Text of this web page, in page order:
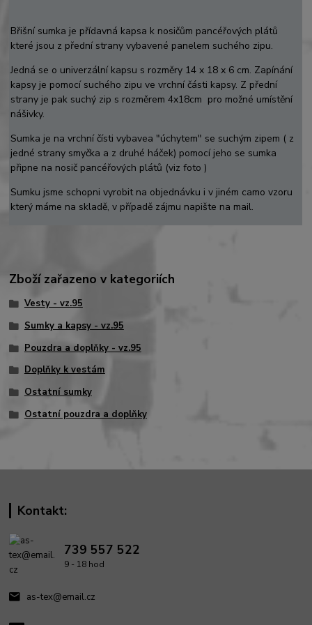
Břišní sumka je přídavná kapsa k nosičům pancéřových plátů
které jsou z přední strany vybavené panelem suchého zipu.
Jedná se o univerzální kapsu s rozměry 14 x 18 x 6 cm. Zapínání
kapsy je pomocí suchého zipu ve vrchní části kapsy. Z přední
strany je pak suchý zip s rozměrem 4x18cm pro možné umístění
nášivky.
Sumka je na vrchní čísti vybavea "úchytem" se suchým zipem ( z
jedné strany smyčka a z druhé háček) pomocí jeho se sumka
připne na nosič pancéřových plátů (viz foto )
Sumku jsme schopni vyrobit na objednávku i v jiném camo vzoru
který máme na skladě, v případě zájmu napište na mail.
Zboží zařazeno v kategoriích
Vesty - vz.95
Sumky a kapsy - vz.95
Pouzdra a doplňky - vz.95
Doplňky k vestám
Ostatní sumky
Ostatní pouzdra a doplňky
Kontakt:
739 557 522
9 - 18 hod
as-tex@email.cz